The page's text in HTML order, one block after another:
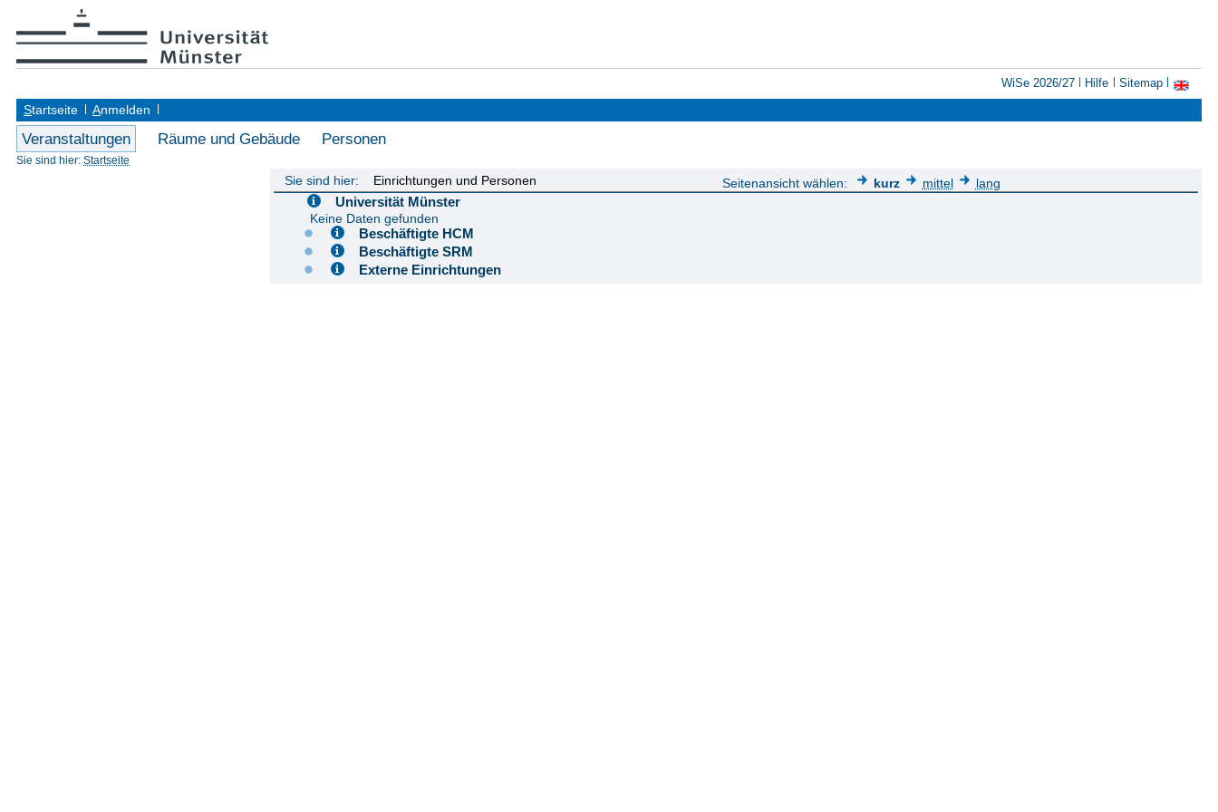
WiSe 2026/27 Hilfe
Sitemap
Startseite Anmelden
Veranstaltungen Räume und Gebäude Personen
Sie sind hier: Startseite
Sie sind hier: Einrichtungen und Personen Seitenansicht wählen: kurz mittel lang
Universität Münster
Keine Daten gefunden
Beschäftigte HCM
Beschäftigte SRM
Externe Einrichtungen